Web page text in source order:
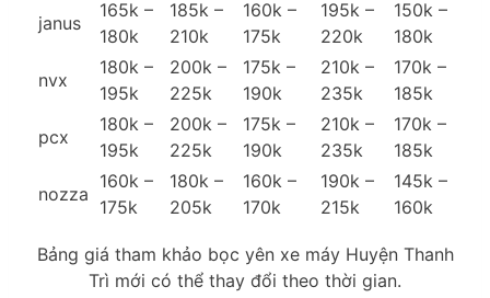
janus
165k –
180k
185k –
210k
160k –
175k
195k –
220k
150k –
180k
nvx
180k –
195k
200k –
225k
175k –
190k
210k –
235k
170k –
185k
pcx
180k –
195k
200k –
225k
175k –
190k
210k –
235k
170k –
185k
nozza
160k –
175k
180k –
205k
160k –
170k
190k –
215k
145k –
160k
Bảng giá tham khảo bọc yên xe máy Huyện Thanh
Trì mới có thể thay đổi theo thời gian.